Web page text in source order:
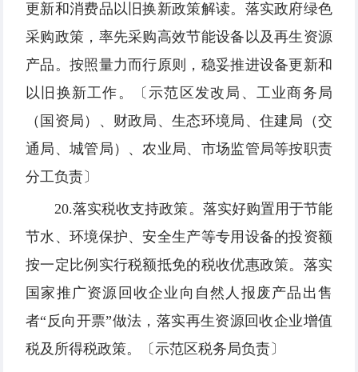
更新和消费品以旧换新政策解读。落实政府绿色
采购政策，率先采购高效节能设备以及再生资源
产品。按照量力而行原则，稳妥推进设备更新和
以旧换新工作。〔示范区发改局、工业商务局
（国资局）、财政局、生态环境局、住建局（交
通局、城管局）、农业局、市场监管局等按职责
分工负责〕
20.落实税收支持政策。落实好购置用于节能
节水、环境保护、安全生产等专用设备的投资额
按一定比例实行税额抵免的税收优惠政策。落实
国家推广资源回收企业向自然人报废产品出售
者“反向开票”做法，落实再生资源回收企业增值
税及所得税政策。〔示范区税务局负责〕